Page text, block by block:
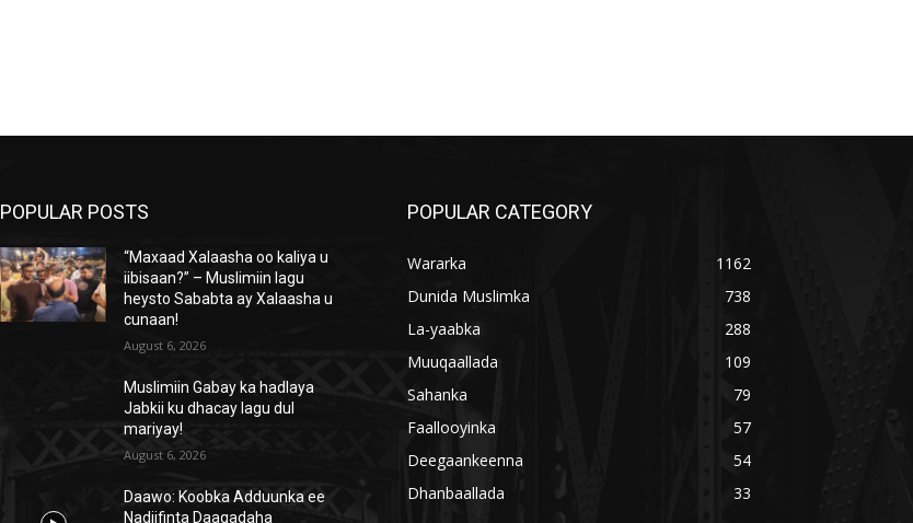
POPULAR POSTS
“Maxaad Xalaasha oo kaliya u
iibisaan?” – Muslimiin lagu
heysto Sababta ay Xalaasha u
cunaan!
August 6, 2026
Muslimiin Gabay ka hadlaya
Jabkii ku dhacay lagu dul
mariyay!
August 6, 2026
Daawo: Koobka Adduunka ee
Nadiifinta Daaqadaha
POPULAR CATEGORY
Wararka
1162
Dunida Muslimka
738
La-yaabka
288
Muuqaallada
109
Sahanka
79
Faallooyinka
57
Deegaankeenna
54
Dhanbaallada
33